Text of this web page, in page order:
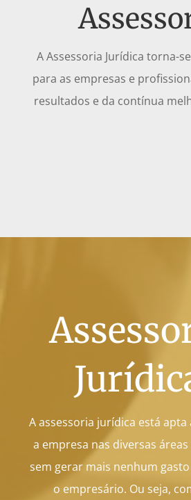
A Assessoria Jurídica torna-
para as empresas e
resultados e da contínua
A assessoria jurídica está
a empresa nas diversas
sem gerar mais nenhum
o empresário. Ou seja,